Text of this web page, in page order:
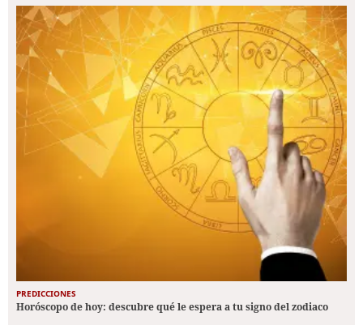
PREDICCIONES
Horóscopo de hoy: descubre qué le espera a tu signo del zodiaco